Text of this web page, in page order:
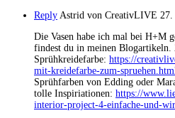
Reply Astrid von CreativLIVE
Die Vasen habe ich mal bei H+M
findest du in meinen
Sprühkreidefarbe: https://
mit-kreidefarbe-zum-spruehen.html
Sprühfarben von Edding oder
tolle Inspiriationen: https://
interior-project-4-einfache-und-